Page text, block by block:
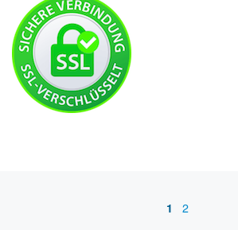
Beitragsnavigation
1 2